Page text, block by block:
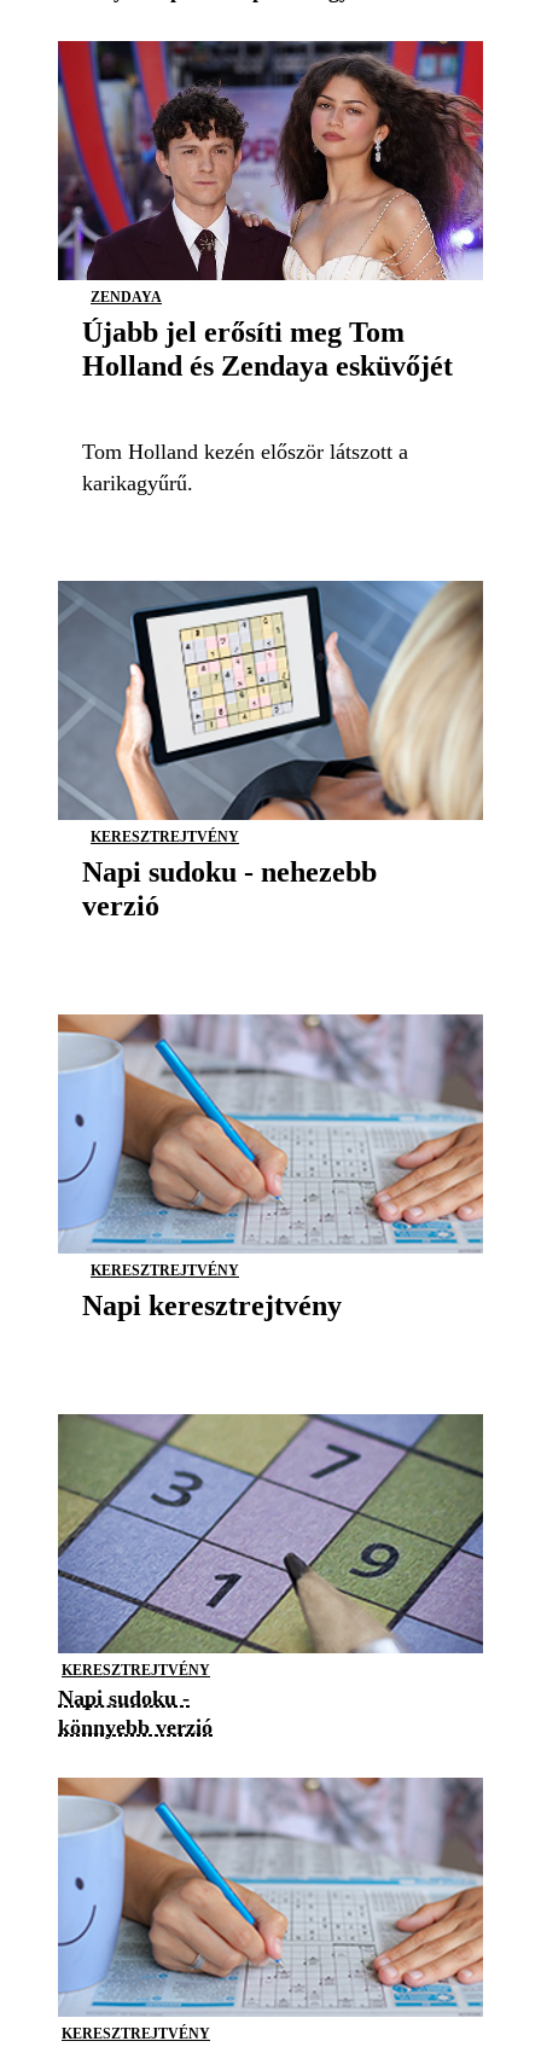
ZENDAYA
Újabb jel erősíti meg Tom
Holland és Zendaya esküvőjét
Tom Holland kezén először látszott a
karikagyűrű.
KERESZTREJTVÉNY
Napi sudoku - nehezebb
verzió
KERESZTREJTVÉNY
Napi keresztrejtvény
KERESZTREJTVÉNY
Napi sudoku -
könnyebb verzió
KERESZTREJTVÉNY